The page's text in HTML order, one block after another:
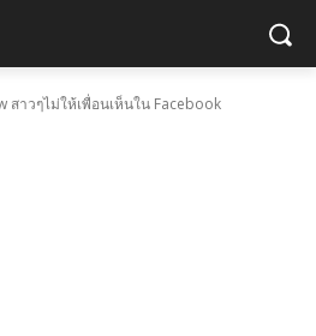
สาวๆไม่ให้เพื่อนเห็นใน Facebook